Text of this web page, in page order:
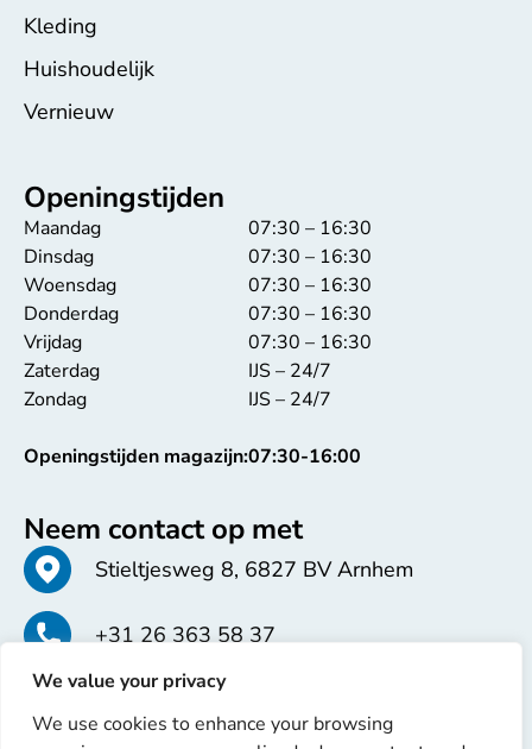
We value your privacy
We use cookies to enhance your browsing
Kleding
Huishoudelijk
Vernieuw
Openingstijden
Maandag
Dinsdag
Woensdag
Donderdag
Vrijdag
Zaterdag
Zondag
Openingstijden magazijn:
07:30 – 16:30
07:30 – 16:30
07:30 – 16:30
07:30 – 16:30
07:30 – 16:30
IJS – 24/7
IJS – 24/7
07:30-16:00
Neem contact op met
Stieltjesweg 8, 6827 BV Arnhem
+31 26 363 58 37
info@erren.com